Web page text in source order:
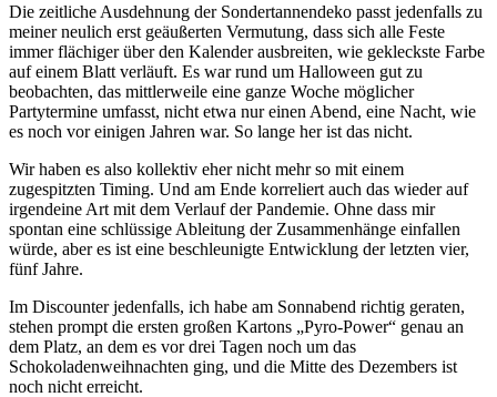
Die zeitliche Ausdehnung der Sondertannendeko passt jedenfalls zu
meiner neulich erst geäußerten Vermutung, dass sich alle Feste
immer flächiger über den Kalender ausbreiten, wie gekleckste Farbe
auf einem Blatt verläuft. Es war rund um Halloween gut zu
beobachten, das mittlerweile eine ganze Woche möglicher
Partytermine umfasst, nicht etwa nur einen Abend, eine Nacht, wie
es noch vor einigen Jahren war. So lange her ist das nicht.
Wir haben es also kollektiv eher nicht mehr so mit einem
zugespitzten Timing. Und am Ende korreliert auch das wieder auf
irgendeine Art mit dem Verlauf der Pandemie. Ohne dass mir
spontan eine schlüssige Ableitung der Zusammenhänge einfallen
würde, aber es ist eine beschleunigte Entwicklung der letzten vier,
fünf Jahre.
Im Discounter jedenfalls, ich habe am Sonnabend richtig geraten,
stehen prompt die ersten großen Kartons „Pyro-Power“ genau an
dem Platz, an dem es vor drei Tagen noch um das
Schokoladenweihnachten ging, und die Mitte des Dezembers ist
noch nicht erreicht.